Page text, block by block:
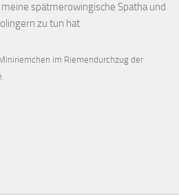
meine spätmerowingische Spatha und
zu tun hat
im Riemendurchzug der